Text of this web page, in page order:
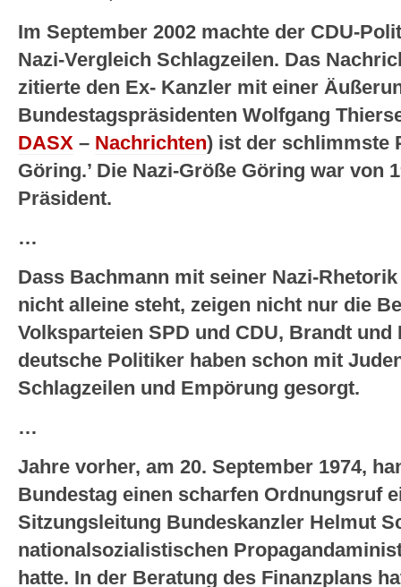
Im September 2002 machte der CDU-
Nazi-Vergleich Schlagzeilen. Das
zitierte den Ex- Kanzler mit einer
Bundestagspräsidenten Wolfgang
DASX – Nachrichten) ist der schlimmste
Göring.’ Die Nazi-Größe Göring war von
Präsident.
…
Dass Bachmann mit seiner Nazi-
nicht alleine steht, zeigen nicht nur die
Volksparteien SPD und CDU, Brandt
deutsche Politiker haben schon mit
Schlagzeilen und Empörung gesorgt.
…
Jahre vorher, am 20. September 1974,
Bundestag einen scharfen Ordnungsruf
Sitzungsleitung Bundeskanzler Helmut
nationalsozialistischen
hatte. In der Beratung des Finanzplans